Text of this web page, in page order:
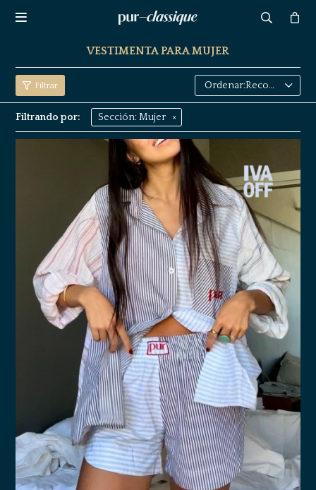

VESTIMENTA PARA MUJER
Recomendados
Filtrando por: Sección:Mujer